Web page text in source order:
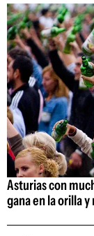
Asturias con
gana en la orilla